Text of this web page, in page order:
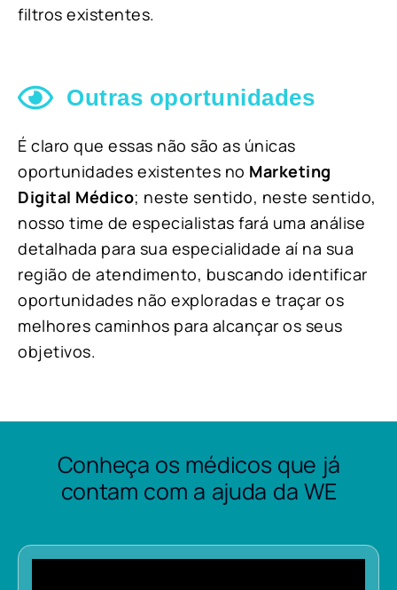
filtros existentes.
Outras oportunidades
É claro que essas não são as únicas
oportunidades existentes no Marketing
Digital Médico; neste sentido, neste sentido,
nosso time de especialistas fará uma análise
detalhada para sua especialidade aí na sua
região de atendimento, buscando identificar
oportunidades não exploradas e traçar os
melhores caminhos para alcançar os seus
objetivos.
Conheça os médicos que já
contam com a ajuda da WE